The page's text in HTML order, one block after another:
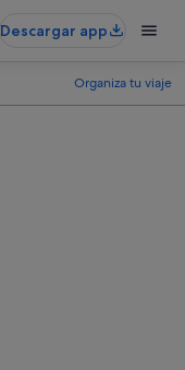
Descargar app
Organiza tu viaje